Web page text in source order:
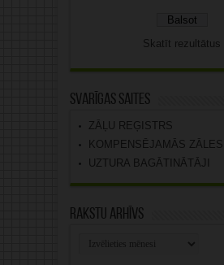
Skatīt rezultātus
Svarīgas saites
ZĀĻU REĢISTRS
KOMPENSĒJAMĀS ZĀLES
UZTURA BAGĀTINĀTĀJI
Rakstu arhīvs